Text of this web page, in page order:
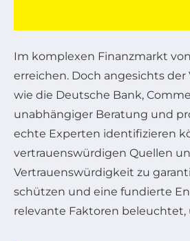
Im komplexen Finanzmarkt
erreichen. Doch angesichts
wie die Deutsche Bank,
unabhängiger Beratung und
echte Experten identifizieren
vertrauenswürdigen Quellen
Vertrauenswürdigkeit zu
schützen und eine fundierte
relevante Faktoren beleuchtet,